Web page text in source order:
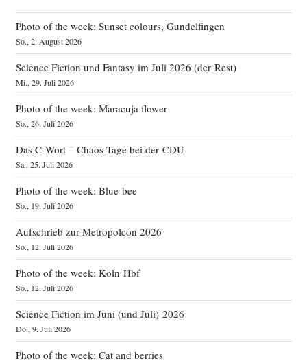
Photo of the week: Sunset colours, Gundelfingen
So., 2. August 2026
Science Fiction und Fantasy im Juli 2026 (der Rest)
Mi., 29. Juli 2026
Photo of the week: Maracuja flower
So., 26. Juli 2026
Das C‑Wort – Chaos-Tage bei der CDU
Sa., 25. Juli 2026
Photo of the week: Blue bee
So., 19. Juli 2026
Aufschrieb zur Metropolcon 2026
So., 12. Juli 2026
Photo of the week: Köln Hbf
So., 12. Juli 2026
Science Fiction im Juni (und Juli) 2026
Do., 9. Juli 2026
Photo of the week: Cat and berries